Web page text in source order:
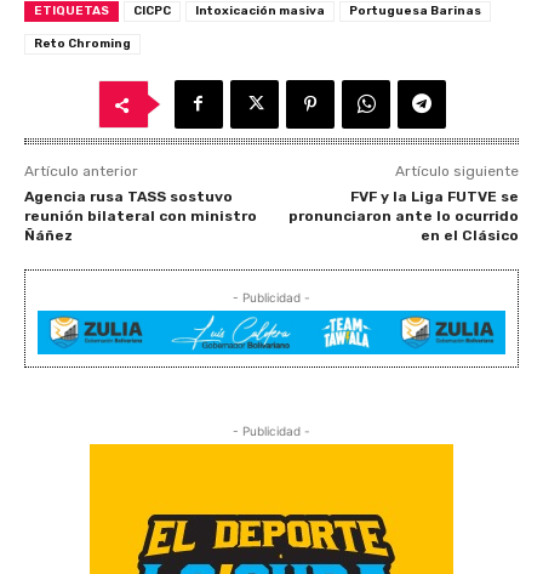
ETIQUETAS CICPC Intoxicación masiva Portuguesa Barinas
Reto Chroming
Artículo anterior
Agencia rusa TASS sostuvo
reunión bilateral con ministro
Ñáñez
Artículo siguiente
FVF y la Liga FUTVE se
pronunciaron ante lo ocurrido
en el Clásico
- Publicidad -
- Publicidad -